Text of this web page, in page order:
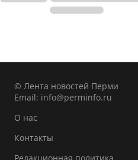
© Лента новостей Перми
Email: info@perminfo.ru
О нас
Контакты